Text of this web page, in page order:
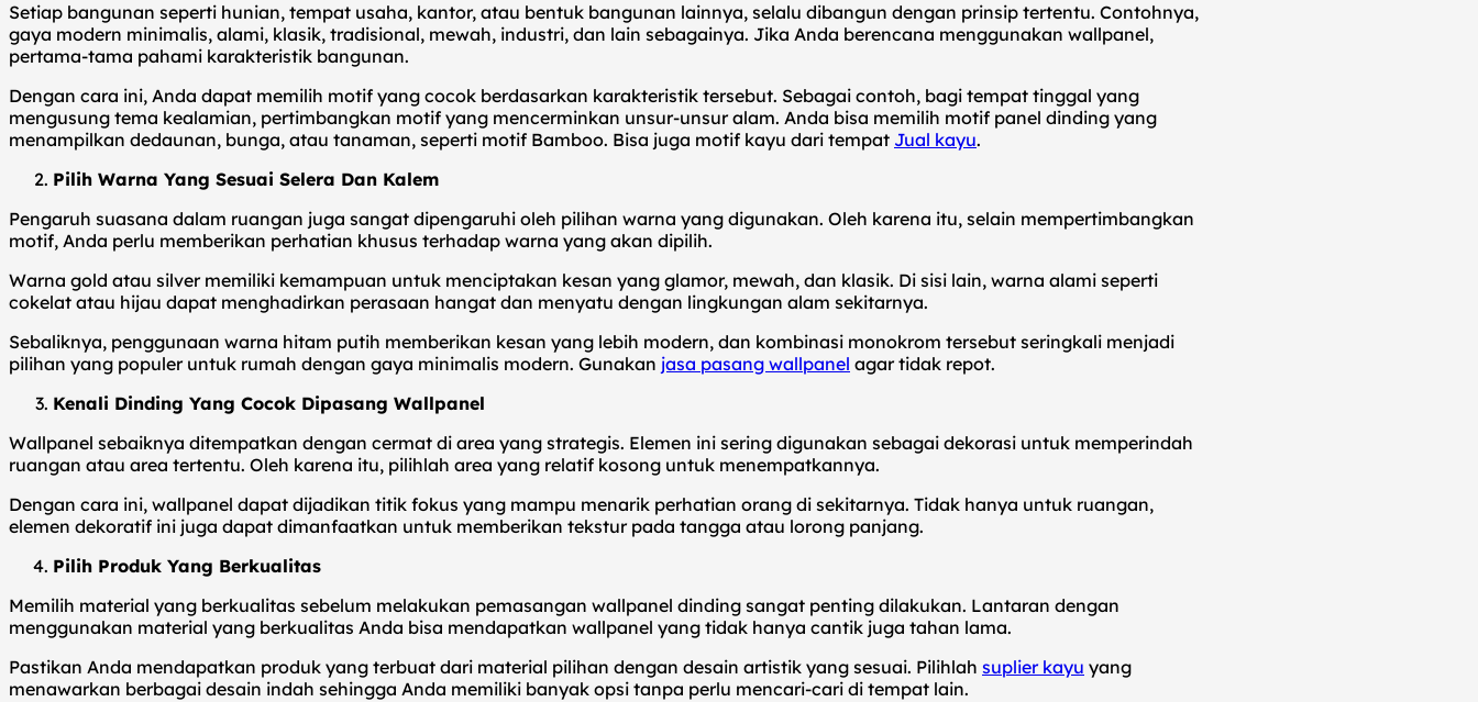
Setiap bangunan seperti hunian, tempat usaha, kantor, atau bentuk bangunan lainnya, selalu dibangun dengan prinsip tertentu. Contohnya,
gaya modern minimalis, alami, klasik, tradisional, mewah, industri, dan lain sebagainya. Jika Anda berencana menggunakan wallpanel,
pertama-tama pahami karakteristik bangunan.
Dengan cara ini, Anda dapat memilih motif yang cocok berdasarkan karakteristik tersebut. Sebagai contoh, bagi tempat tinggal yang
mengusung tema kealamian, pertimbangkan motif yang mencerminkan unsur-unsur alam. Anda bisa memilih motif panel dinding yang
menampilkan dedaunan, bunga, atau tanaman, seperti motif Bamboo. Bisa juga motif kayu dari tempat Jual kayu.
Pilih Warna Yang Sesuai Selera Dan Kalem
Pengaruh suasana dalam ruangan juga sangat dipengaruhi oleh pilihan warna yang digunakan. Oleh karena itu, selain mempertimbangkan
motif, Anda perlu memberikan perhatian khusus terhadap warna yang akan dipilih.
Warna gold atau silver memiliki kemampuan untuk menciptakan kesan yang glamor, mewah, dan klasik. Di sisi lain, warna alami seperti
cokelat atau hijau dapat menghadirkan perasaan hangat dan menyatu dengan lingkungan alam sekitarnya.
Sebaliknya, penggunaan warna hitam putih memberikan kesan yang lebih modern, dan kombinasi monokrom tersebut seringkali menjadi
pilihan yang populer untuk rumah dengan gaya minimalis modern. Gunakan jasa pasang wallpanel agar tidak repot.
Kenali Dinding Yang Cocok Dipasang Wallpanel
Wallpanel sebaiknya ditempatkan dengan cermat di area yang strategis. Elemen ini sering digunakan sebagai dekorasi untuk memperindah
ruangan atau area tertentu. Oleh karena itu, pilihlah area yang relatif kosong untuk menempatkannya.
Dengan cara ini, wallpanel dapat dijadikan titik fokus yang mampu menarik perhatian orang di sekitarnya. Tidak hanya untuk ruangan,
elemen dekoratif ini juga dapat dimanfaatkan untuk memberikan tekstur pada tangga atau lorong panjang.
Pilih Produk Yang Berkualitas
Memilih material yang berkualitas sebelum melakukan pemasangan wallpanel dinding sangat penting dilakukan. Lantaran dengan
menggunakan material yang berkualitas Anda bisa mendapatkan wallpanel yang tidak hanya cantik juga tahan lama.
Pastikan Anda mendapatkan produk yang terbuat dari material pilihan dengan desain artistik yang sesuai. Pilihlah suplier kayu yang
menawarkan berbagai desain indah sehingga Anda memiliki banyak opsi tanpa perlu mencari-cari di tempat lain.